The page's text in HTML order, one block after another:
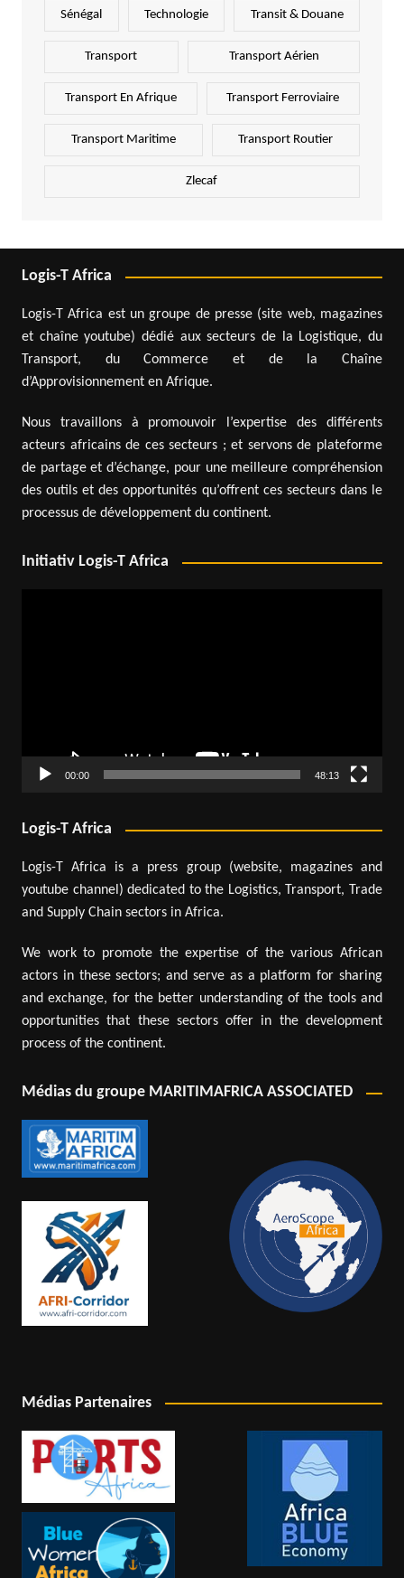
Sénégal Technologie Transit & Douane
Transport Transport Aérien
Transport En Afrique Transport Ferroviaire
Transport Maritime Transport Routier
Zlecaf
Logis-T Africa
Logis-T Africa est un groupe de presse (site web, magazines
et chaîne youtube) dédié aux secteurs de la Logistique, du
Transport, du Commerce et de la Chaîne
d’Approvisionnement en Afrique.
Nous travaillons à promouvoir l’expertise des différents
acteurs africains de ces secteurs ; et servons de plateforme
de partage et d’échange, pour une meilleure compréhension
des outils et des opportunités qu’offrent ces secteurs dans le
processus de développement du continent.
Initiativ Logis-T Africa
00:00 48:13
Logis-T Africa
Logis-T Africa is a press group (website, magazines and
youtube channel) dedicated to the Logistics, Transport, Trade
and Supply Chain sectors in Africa.
We work to promote the expertise of the various African
actors in these sectors; and serve as a platform for sharing
and exchange, for the better understanding of the tools and
opportunities that these sectors offer in the development
process of the continent.
Médias du groupe MARITIMAFRICA ASSOCIATED
Médias Partenaires